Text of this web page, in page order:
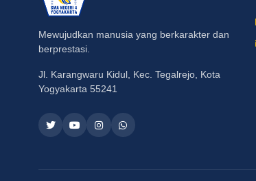
Mewujudkan manusia yang berkarakter dan
berprestasi.
Jl. Karangwaru Kidul, Kec. Tegalrejo, Kota
Yogyakarta 55241